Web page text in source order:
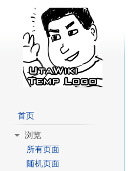
首页
浏览
所有页面
随机页面